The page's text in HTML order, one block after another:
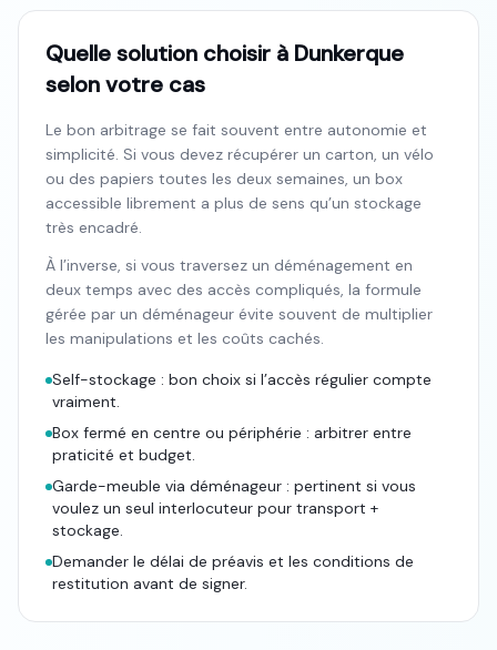
Quelle solution choisir à Dunkerque
selon votre cas
Le bon arbitrage se fait souvent entre autonomie et
simplicité. Si vous devez récupérer un carton, un vélo
ou des papiers toutes les deux semaines, un box
accessible librement a plus de sens qu’un stockage
très encadré.
À l’inverse, si vous traversez un déménagement en
deux temps avec des accès compliqués, la formule
gérée par un déménageur évite souvent de multiplier
les manipulations et les coûts cachés.
Self-stockage : bon choix si l’accès régulier compte
vraiment.
Box fermé en centre ou périphérie : arbitrer entre
praticité et budget.
Garde-meuble via déménageur : pertinent si vous
voulez un seul interlocuteur pour transport +
stockage.
Demander le délai de préavis et les conditions de
restitution avant de signer.